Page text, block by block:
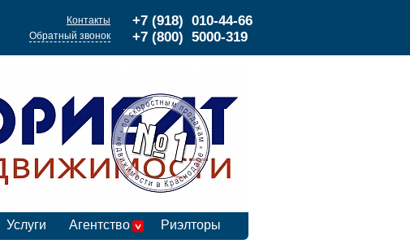
+7 (918) 010-44-66
+7 (800) 5000-319
Контакты
Обратный звонок
Услуги Агентство Риэлторы